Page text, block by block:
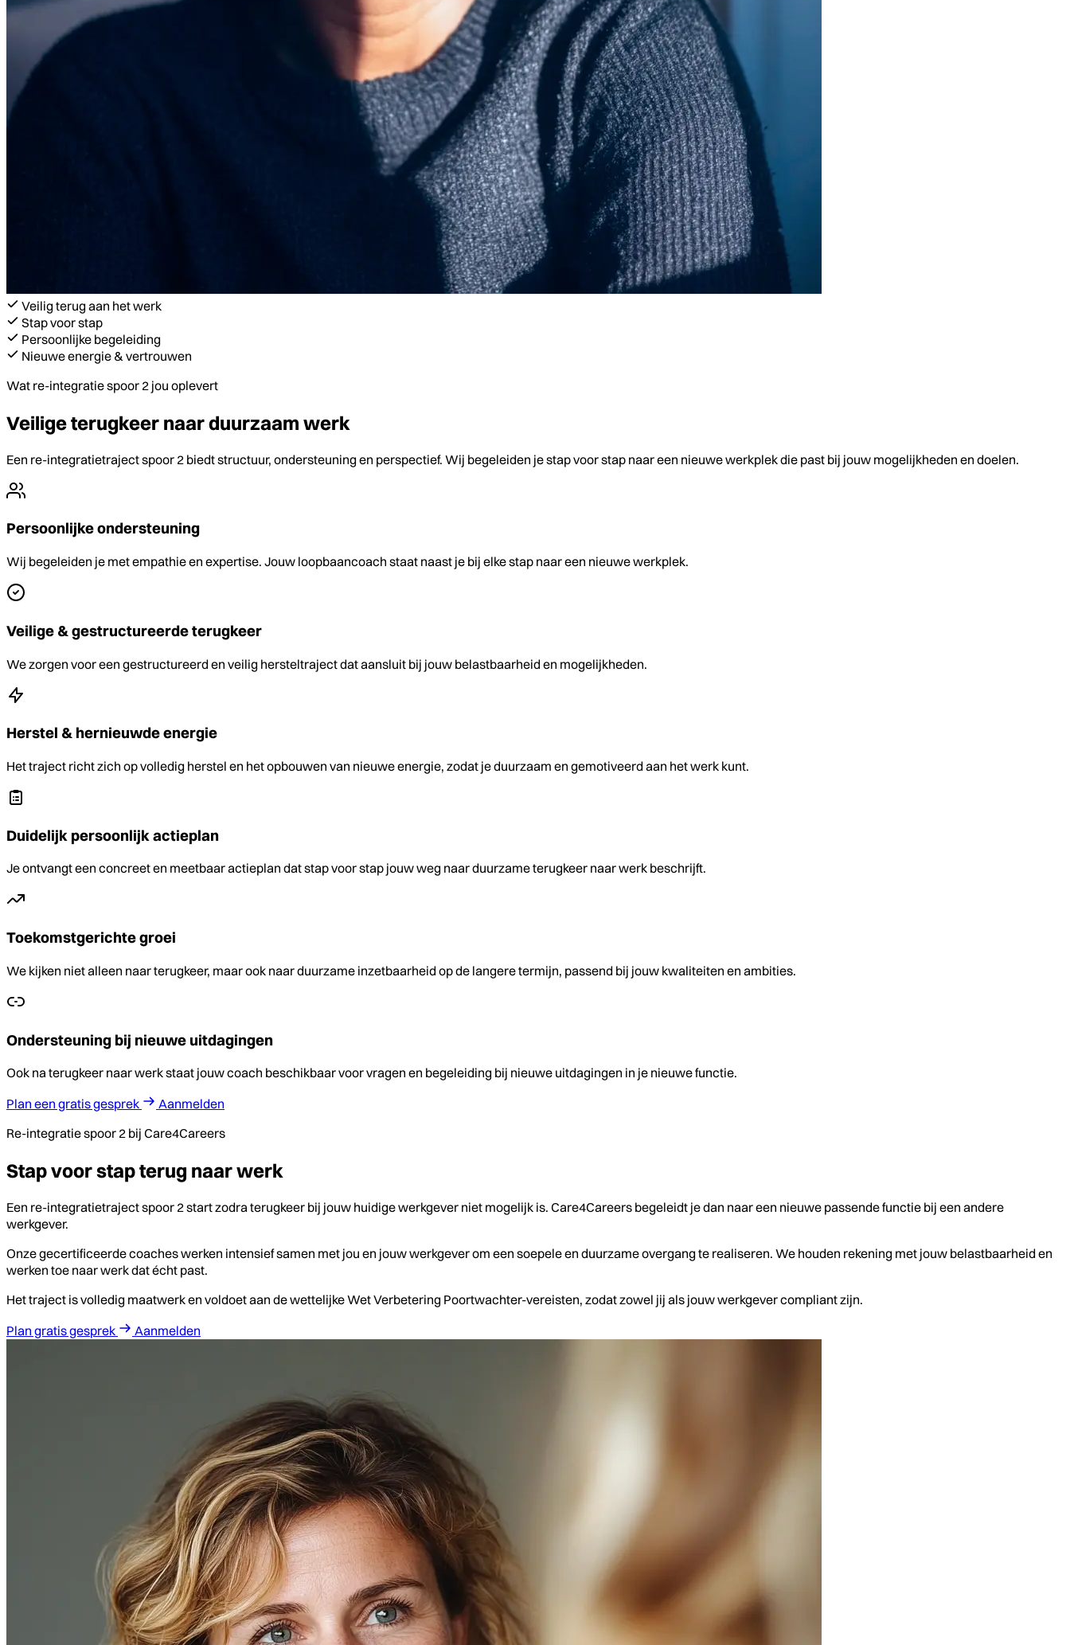
Veilig terug aan het werk
Stap voor stap
Persoonlijke begeleiding
Nieuwe energie & vertrouwen
Wat re-integratie spoor 2 jou oplevert
Veilige terugkeer naar duurzaam werk
Een re-integratietraject spoor 2 biedt structuur, ondersteuning en perspectief. Wij begeleiden je stap voor stap naar een nieuwe werkplek die past bij jouw mogelijkheden en doelen.
Persoonlijke ondersteuning
Wij begeleiden je met empathie en expertise. Jouw loopbaancoach staat naast je bij elke stap naar een nieuwe werkplek.
Veilige & gestructureerde terugkeer
We zorgen voor een gestructureerd en veilig hersteltraject dat aansluit bij jouw belastbaarheid en mogelijkheden.
Herstel & hernieuwde energie
Het traject richt zich op volledig herstel en het opbouwen van nieuwe energie, zodat je duurzaam en gemotiveerd aan het werk kunt.
Duidelijk persoonlijk actieplan
Je ontvangt een concreet en meetbaar actieplan dat stap voor stap jouw weg naar duurzame terugkeer naar werk beschrijft.
Toekomstgerichte groei
We kijken niet alleen naar terugkeer, maar ook naar duurzame inzetbaarheid op de langere termijn, passend bij jouw kwaliteiten en ambities.
Ondersteuning bij nieuwe uitdagingen
Ook na terugkeer naar werk staat jouw coach beschikbaar voor vragen en begeleiding bij nieuwe uitdagingen in je nieuwe functie.
Plan een gratis gesprek
Aanmelden
Re-integratie spoor 2 bij Care4Careers
Stap voor stap terug naar werk
Een re-integratietraject spoor 2 start zodra terugkeer bij jouw huidige werkgever niet mogelijk is. Care4Careers begeleidt je dan naar een nieuwe passende functie bij een andere
werkgever.
Onze gecertificeerde coaches werken intensief samen met jou en jouw werkgever om een soepele en duurzame overgang te realiseren. We houden rekening met jouw belastbaarheid en
werken toe naar werk dat écht past.
Het traject is volledig maatwerk en voldoet aan de wettelijke Wet Verbetering Poortwachter-vereisten, zodat zowel jij als jouw werkgever compliant zijn.
Plan gratis gesprek
Aanmelden